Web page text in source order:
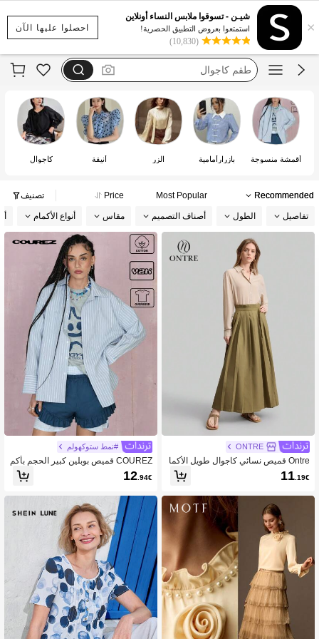
احصلوا عليها الآن ×
شيـن - تسوقوا ملابس النساء أونلاين
استمتعوا بعروض التطبيق الحصرية!
(10,830)
motf
anewsta
طقم كاجوال
dazy
أقمشة منسوجة بازرارأمامية الزر أنيقة كاجوال
Recommended
Most Popular
Price تصنيف
تفاصيل الطول أصناف التصميم مقاس أنواع الأكمام
ONTRE
Ontre قميص نسائي كاجوال طويل الأكما
م وحيد الصدر من الشيفون ذات إلهام العق
د التسعينيات، قابل للتنفس، للأعمال والت
11.19€
#نمط ستوكهولم
COUREZ قميص بوبلين كبير الحجم بأكم
ام طويلة / كاجوال للشارع / Y2K / موسيق
ى الترفيه الفاخرة من القطن الفينتاج
12.94€